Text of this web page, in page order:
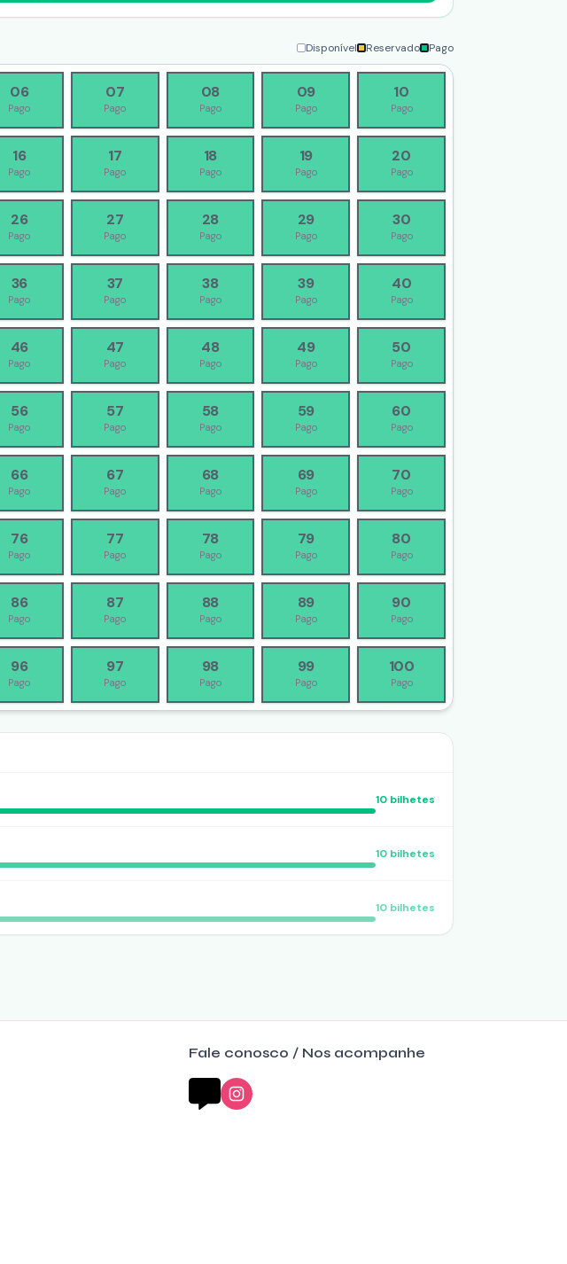
Disponível Reservado Pago
06
Pago
07
Pago
08
Pago
09
Pago
10
Pago
16
Pago
17
Pago
18
Pago
19
Pago
20
Pago
26
Pago
27
Pago
28
Pago
29
Pago
30
Pago
36
Pago
37
Pago
38
Pago
39
Pago
40
Pago
46
Pago
47
Pago
48
Pago
49
Pago
50
Pago
56
Pago
57
Pago
58
Pago
59
Pago
60
Pago
66
Pago
67
Pago
68
Pago
69
Pago
70
Pago
76
Pago
77
Pago
78
Pago
79
Pago
80
Pago
86
Pago
87
Pago
88
Pago
89
Pago
90
Pago
96
Pago
97
Pago
98
Pago
99
Pago
100
Pago
10 bilhetes
10 bilhetes
10 bilhetes
Fale conosco / Nos acompanhe